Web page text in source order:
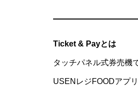
Ticket & Payとは
タッチパネル式券売機
USENレジFOODアプ